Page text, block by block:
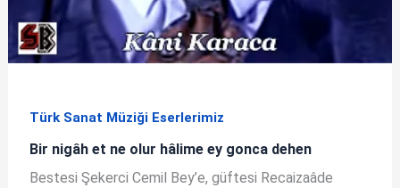
Türk Sanat Müziği Eserlerimiz
Bir nigâh et ne olur hâlime ey gonca dehen
Bestesi Şekerci Cemil Bey’e, güftesi Recaizaâde